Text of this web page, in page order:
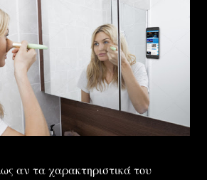
αν τα χαρακτηριστικά του